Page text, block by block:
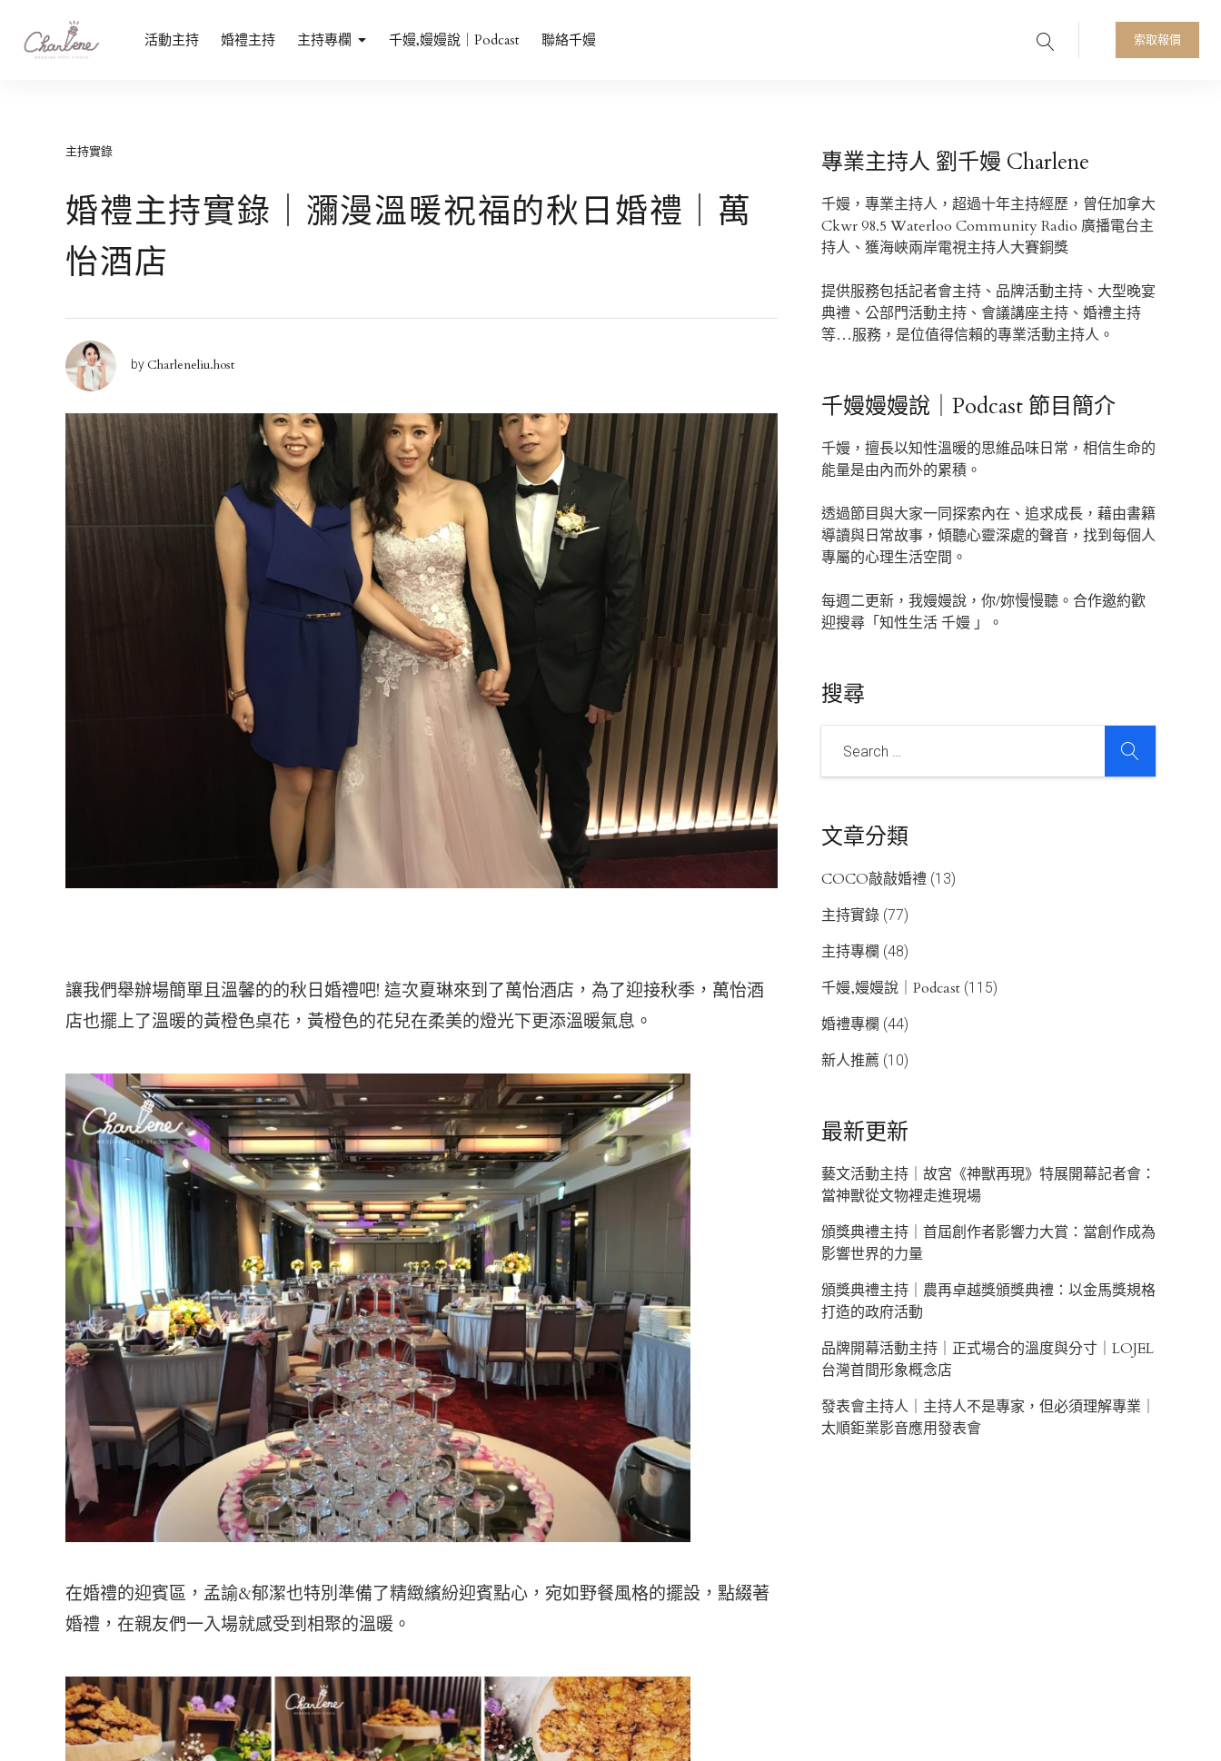
content
專業活動主持人劉千嫚｜媒體活動主持、記者會主持、中英雙語、品牌發表會主持、活動主持人首選
專業活動主持人劉千嫚｜中英雙語、記者會、品牌發表會首選
活動主持 婚禮主持 主持專欄 千嫚,嫚嫚說｜Podcast 聯絡千嫚
Search
索取報價
主持實錄
婚禮主持實錄｜瀰漫溫暖祝福的秋日婚禮｜萬
怡酒店
byCharleneliu.host
讓我們舉辦場簡單且溫馨的的秋日婚禮吧! 這次夏琳來到了萬怡酒店，為了迎接秋季，萬怡酒
店也擺上了溫暖的黃橙色桌花，黃橙色的花兒在柔美的燈光下更添溫暖氣息。
在婚禮的迎賓區，孟諭&郁潔也特別準備了精緻繽紛迎賓點心，宛如野餐風格的擺設，點綴著
婚禮，在親友們一入場就感受到相聚的溫暖。
專業主持人 劉千嫚 Charlene
千嫚，專業主持人，超過十年主持經歷，曾任加拿大
Ckwr 98.5 Waterloo Community Radio 廣播電台主
持人、獲海峽兩岸電視主持人大賽銅獎
提供服務包括記者會主持、品牌活動主持、大型晚宴
典禮、公部門活動主持、會議講座主持、婚禮主持
等…服務，是位值得信賴的專業活動主持人。
千嫚嫚嫚說｜Podcast 節目簡介
千嫚，擅長以知性溫暖的思維品味日常，相信生命的
能量是由內而外的累積。
透過節目與大家一同探索內在、追求成長，藉由書籍
導讀與日常故事，傾聽心靈深處的聲音，找到每個人
專屬的心理生活空間。
每週二更新，我嫚嫚說，你/妳慢慢聽。合作邀約歡
迎搜尋「知性生活 千嫚 」。
搜尋
文章分類
COCO敲敲婚禮 (13)
主持實錄 (77)
主持專欄 (48)
千嫚,嫚嫚說｜Podcast (115)
婚禮專欄 (44)
新人推薦 (10)
最新更新
藝文活動主持｜故宮《神獸再現》特展開幕記者會：
當神獸從文物裡走進現場
頒獎典禮主持｜首屆創作者影響力大賞：當創作成為
影響世界的力量
頒獎典禮主持｜農再卓越獎頒獎典禮：以金馬獎規格
打造的政府活動
品牌開幕活動主持｜正式場合的溫度與分寸｜LOJEL
台灣首間形象概念店
發表會主持人｜主持人不是專家，但必須理解專業｜
太順鉅業影音應用發表會